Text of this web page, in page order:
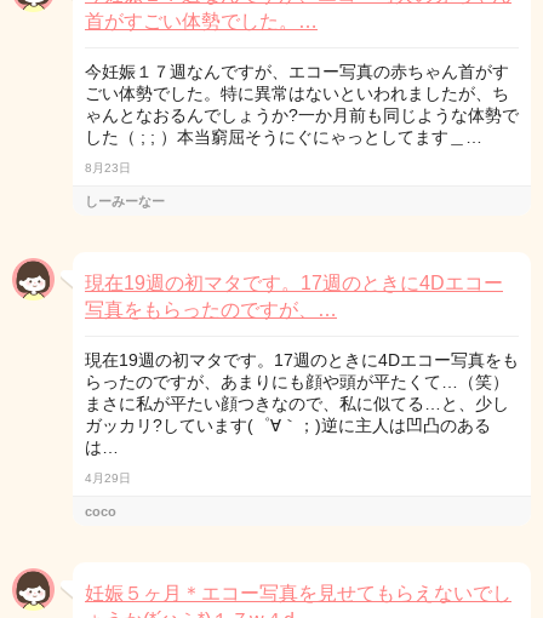
首がすごい体勢でした。…
今妊娠１７週なんですが、エコー写真の赤ちゃん首がす
ごい体勢でした。特に異常はないといわれましたが、ち
ゃんとなおるんでしょうか?一か月前も同じような体勢で
した（ ; ; ）本当窮屈そうにぐにゃっとしてます＿…
8月23日
しーみーなー
現在19週の初マタです。17週のときに4Dエコー
写真をもらったのですが、…
現在19週の初マタです。17週のときに4Dエコー写真をも
らったのですが、あまりにも顔や頭が平たくて…（笑）
まさに私が平たい顔つきなので、私に似てる…と、少し
ガッカリ?しています(゜∀｀；)逆に主人は凹凸のある
は…
4月29日
coco
妊娠５ヶ月＊エコー写真を見せてもらえないでし